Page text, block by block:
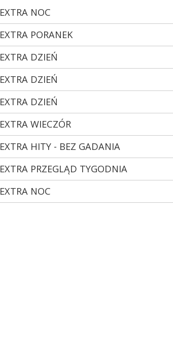
EXTRA NOC
EXTRA PORANEK
EXTRA DZIEŃ
EXTRA DZIEŃ
EXTRA DZIEŃ
EXTRA WIECZÓR
EXTRA HITY - BEZ GADANIA
EXTRA PRZEGLĄD TYGODNIA
EXTRA NOC